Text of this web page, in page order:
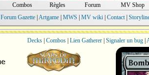
Combos Règles Forum
MV Shop
Forum Gazette| Artgame| MWS MV wiki| Contact|
Decks Combos Lien Gatherer Signaler un bug